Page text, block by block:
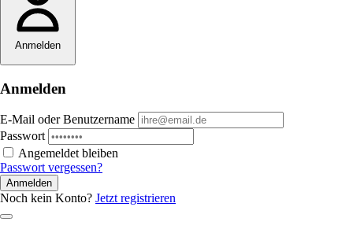
Anmelden
Anmelden
E-Mail oder Benutzername
Passwort
Angemeldet bleiben
Passwort vergessen?
Anmelden
Noch kein Konto? Jetzt registrieren